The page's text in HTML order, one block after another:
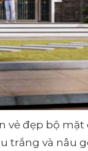
vẻ đẹp bộ
trắng và nâu